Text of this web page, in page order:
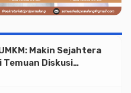
Makin Sejahtera
Temuan Diskusi